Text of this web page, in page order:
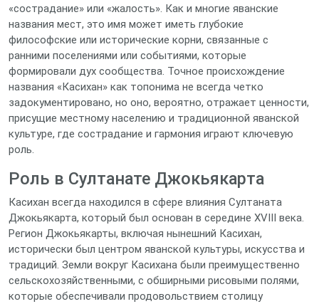
«сострадание» или «жалость». Как и многие яванские
названия мест, это имя может иметь глубокие
философские или исторические корни, связанные с
ранними поселениями или событиями, которые
формировали дух сообщества. Точное происхождение
названия «Касихан» как топонима не всегда четко
задокументировано, но оно, вероятно, отражает ценности,
присущие местному населению и традиционной яванской
культуре, где сострадание и гармония играют ключевую
роль.
Роль в Султанате Джокьякарта
Касихан всегда находился в сфере влияния Султаната
Джокьякарта, который был основан в середине XVIII века.
Регион Джокьякарты, включая нынешний Касихан,
исторически был центром яванской культуры, искусства и
традиций. Земли вокруг Касихана были преимущественно
сельскохозяйственными, с обширными рисовыми полями,
которые обеспечивали продовольствием столицу